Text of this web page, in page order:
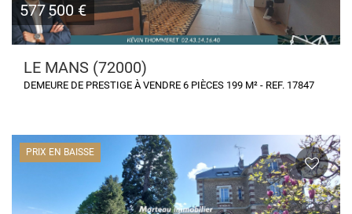
577 500 €
LE MANS (72000)
DEMEURE DE PRESTIGE À VENDRE 6 PIÈCES 199 M² - REF. 17847
PRIX EN BAISSE